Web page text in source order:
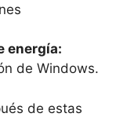
energía:
de Windows.
de estas